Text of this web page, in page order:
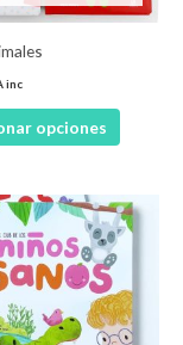
inc
opciones
se